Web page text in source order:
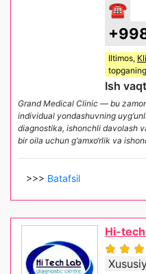
☎
Iltimos,
Ish
Grand Medical Clinic — bu
individual yondashuvning
diagnostika, ishonchli davolash
bir oila uchun g‘amxo‘rlik va
>>> Batafsil
Hi-